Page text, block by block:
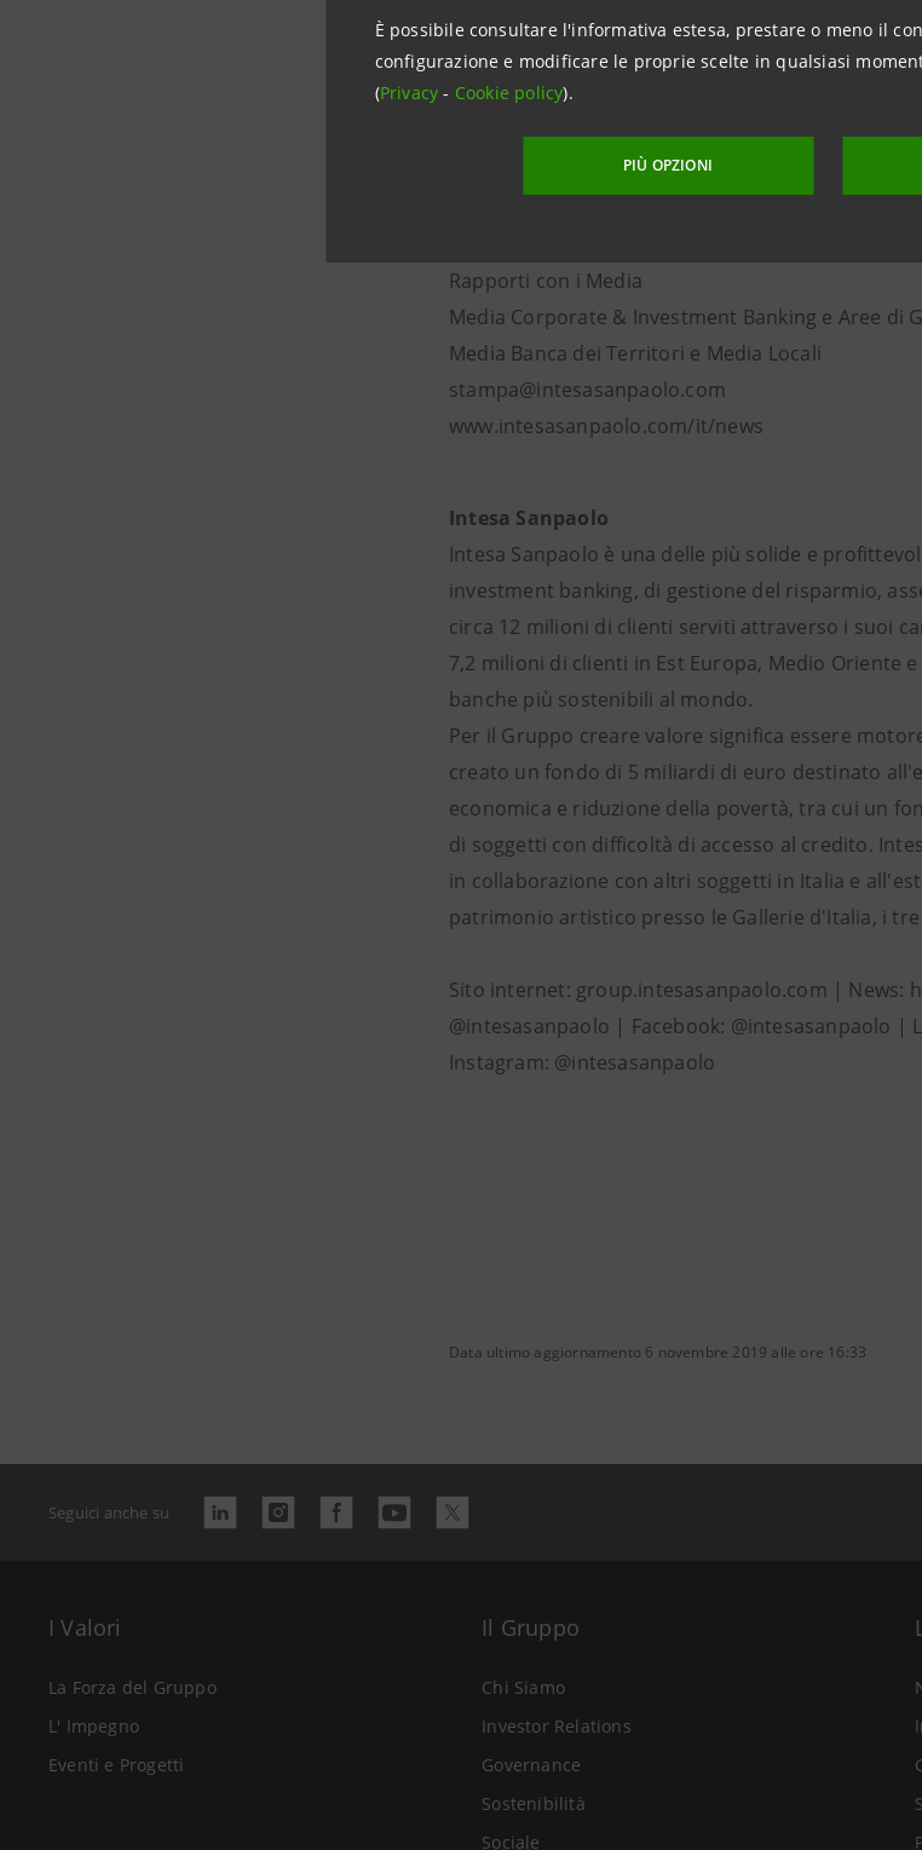
È possibile consultare l'informativa estesa, prestare o meno il
configurazione e modificare le proprie scelte in qualsiasi
(Privacy- Cookie policy).
PIÙ OPZIONI
Informazioni per la stampa
Rapporti con i Media
Media Corporate & Investment Banking e Aree di
Media Banca dei Territori e Media Locali
stampa@intesasanpaolo.com
www.intesasanpaolo.com/it/news
Intesa Sanpaolo
Intesa Sanpaolo è una delle più solide e
investment banking, di gestione del risparmio,
circa 12 milioni di clienti serviti attraverso i suoi
7,2 milioni di clienti in Est Europa, Medio Oriente
banche più sostenibili al mondo.
Per il Gruppo creare valore significa essere
creato un fondo di 5 miliardi di euro destinato
economica e riduzione della povertà, tra cui un
di soggetti con difficoltà di accesso al credito.
in collaborazione con altri soggetti in Italia e
patrimonio artistico presso le Gallerie d'Italia, i
Sito internet: group.intesasanpaolo.com |
@intesasanpaolo | Facebook: @intesasanpaolo
Instagram: @intesasanpaolo
Data ultimo aggiornamento 6 novembre 2019 alle ore 16:33
Seguici anche su
I Valori
La Forza del Gruppo
L' Impegno
Eventi e Progetti
Il Gruppo
Chi Siamo
Investor Relations
Governance
Sostenibilità
Sociale